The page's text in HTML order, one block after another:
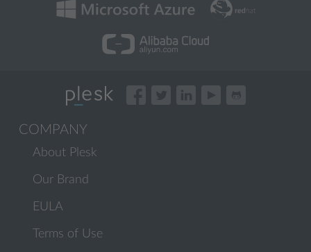
COMPANY
About Plesk
Our Brand
EULA
Terms of Use